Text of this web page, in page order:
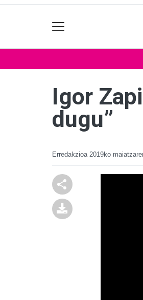
Igor
dugu”
Erredakzioa 2019ko